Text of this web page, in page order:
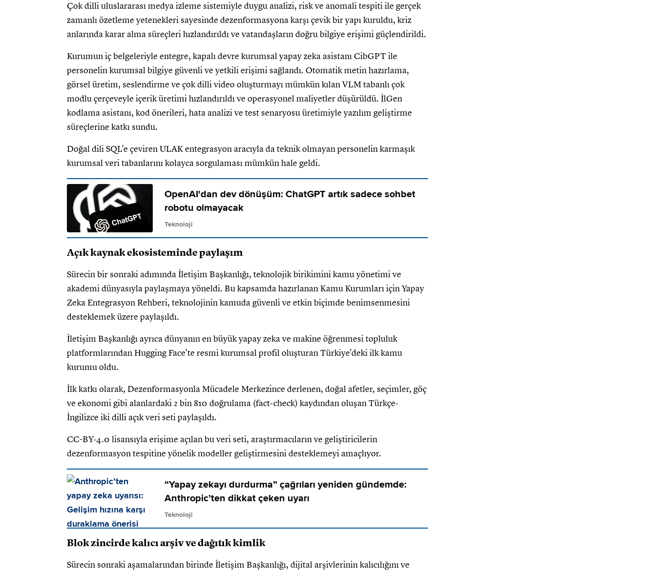
Çok dilli uluslararası medya izleme sistemiyle duygu analizi, risk ve anomali tespiti ile gerçek
zamanlı özetleme yetenekleri sayesinde dezenformasyona karşı çevik bir yapı kuruldu, kriz
anlarında karar alma süreçleri hızlandırıldı ve vatandaşların doğru bilgiye erişimi güçlendirildi.
Kurumun iç belgeleriyle entegre, kapalı devre kurumsal yapay zeka asistanı CibGPT ile
personelin kurumsal bilgiye güvenli ve yetkili erişimi sağlandı. Otomatik metin hazırlama,
görsel üretim, seslendirme ve çok dilli video oluşturmayı mümkün kılan VLM tabanlı çok
modlu çerçeveyle içerik üretimi hızlandırıldı ve operasyonel maliyetler düşürüldü. İlGen
kodlama asistanı, kod önerileri, hata analizi ve test senaryosu üretimiyle yazılım geliştirme
süreçlerine katkı sundu.
Doğal dili SQL'e çeviren ULAK entegrasyon aracıyla da teknik olmayan personelin karmaşık
kurumsal veri tabanlarını kolayca sorgulaması mümkün hale geldi.
OpenAI'dan dev dönüşüm: ChatGPT artık sadece sohbet
robotu olmayacak
Teknoloji
Açık kaynak ekosisteminde paylaşım
Sürecin bir sonraki adımında İletişim Başkanlığı, teknolojik birikimini kamu yönetimi ve
akademi dünyasıyla paylaşmaya yöneldi. Bu kapsamda hazırlanan Kamu Kurumları için Yapay
Zeka Entegrasyon Rehberi, teknolojinin kamuda güvenli ve etkin biçimde benimsenmesini
desteklemek üzere paylaşıldı.
İletişim Başkanlığı ayrıca dünyanın en büyük yapay zeka ve makine öğrenmesi topluluk
platformlarından Hugging Face'te resmi kurumsal profil oluşturan Türkiye'deki ilk kamu
kurumu oldu.
İlk katkı olarak, Dezenformasyonla Mücadele Merkezince derlenen, doğal afetler, seçimler, göç
ve ekonomi gibi alanlardaki 2 bin 810 doğrulama (fact-check) kaydından oluşan Türkçe-
İngilizce iki dilli açık veri seti paylaşıldı.
CC-BY-4.0 lisansıyla erişime açılan bu veri seti, araştırmacıların ve geliştiricilerin
dezenformasyon tespitine yönelik modeller geliştirmesini desteklemeyi amaçlıyor.
“Yapay zekayı durdurma” çağrıları yeniden gündemde:
Anthropic’ten dikkat çeken uyarı
Teknoloji
Blok zincirde kalıcı arşiv ve dağıtık kimlik
Sürecin sonraki aşamalarından birinde İletişim Başkanlığı, dijital arşivlerinin kalıcılığını ve